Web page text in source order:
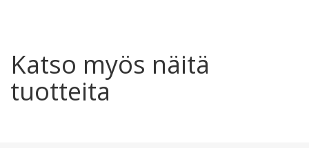
Katso myös näitä
tuotteita